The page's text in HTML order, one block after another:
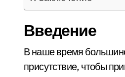
Введение
В наше время большинство компаний и организаций стремятся иметь свое онлайн-
присутствие, чтобы